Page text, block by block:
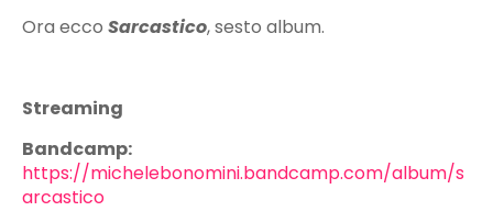
Ora ecco Sarcastico, sesto album.
Streaming
Bandcamp:
https://michelebonomini.bandcamp.com/album/s
arcastico